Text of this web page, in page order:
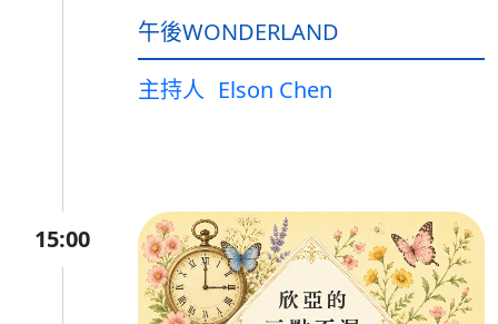
午後WONDERLAND
主持人 Elson Chen
15:00